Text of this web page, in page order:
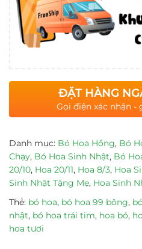
ĐẶT HÀNG
Gọi điện xác nhận -
Danh mục: Bó Hoa Hồng, Bó
Chạy, Bó Hoa Sinh Nhật, Bó
20/10, Hoa 20/11, Hoa 8/3, Hoa
Sinh Nhật Tặng Mẹ, Hoa Sinh
Thẻ: bó hoa, bó hoa 99 bông,
nhật, bó hoa trái tim, hoa bó,
hoa tươi